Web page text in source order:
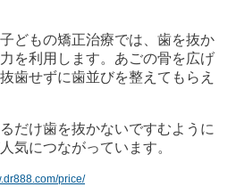
どもの矯正治療では、歯を抜か
を利用します。あごの骨を広げ
歯せずに歯並びを整えてもらえ
だけ歯を抜かないですむように
気につながっています。
price/